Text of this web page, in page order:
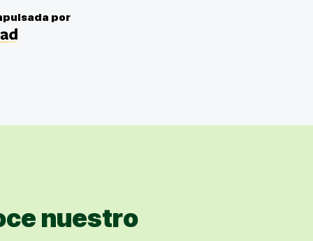
por
nuestro